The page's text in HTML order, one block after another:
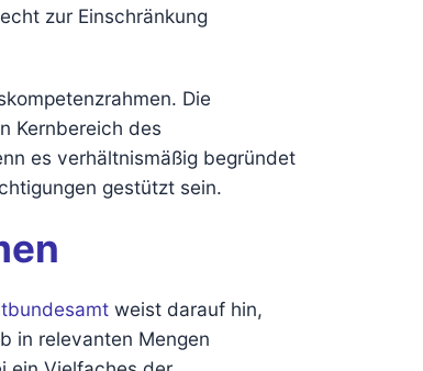
zur Einschränkung
Die
Kernbereich des
es verhältnismäßig begründet
gestützt sein.
weist darauf hin,
in relevanten Mengen